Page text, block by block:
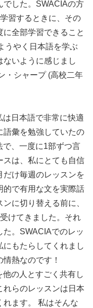
そん
ているけれど、正し
る19のモデル動詞が
てくれます。 もう今
ひとつ覚えるような
約
Shinjuku Japanese
Language Inst.
288 時間
でした。SWACIAの方
習するときに、その
全部学習できること
うやく日本語を学ぶ
ないように感じまし
・シャープ (高校二年
日本語で非常に快適
語彙を勉強していたの
で、一度に1部ずつ言
スは、私にとても自信
だけ毎週のレッスンを
的で有用な文を実際話
に切り替える前に、
けてきました。それ
。SWACIAでのレッ
にもたらしてくれまし
熱なのです！
の人とすごく共有し
れらのレッスンは日本
ます。 私はそんな